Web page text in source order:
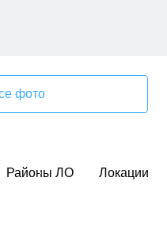
фото
Районы ЛО Локации